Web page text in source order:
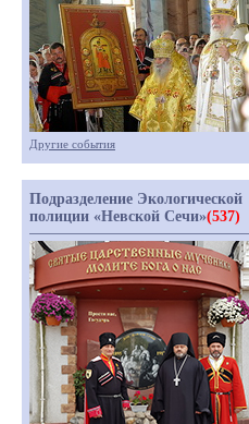
Другие события
Подразделение Экологической
полиции «Невской Сечи»(537)